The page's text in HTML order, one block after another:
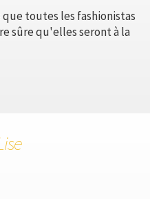
toutes les fashionistas
sûre qu'elles seront à la